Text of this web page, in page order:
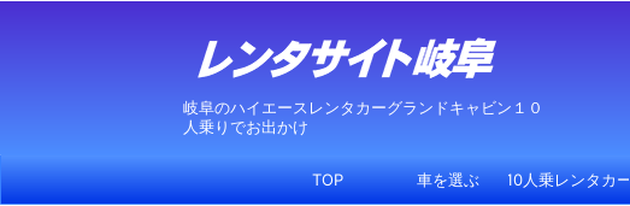
岐阜のハイエースレンタカーグランドキャビン１０
人乗りでお出かけ
TOP 車を選ぶ 10人乗レンタカー